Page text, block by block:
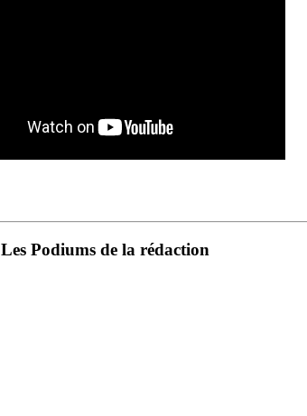
Les Podiums de la rédaction